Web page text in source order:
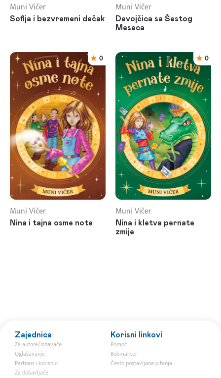
Muni Vičer
Sofija i bezvremeni dečak
Muni Vičer
Devojčica sa Šestog
Meseca
0
Muni Vičer
Nina i tajna osme note
0
Muni Vičer
Nina i kletva pernate
zmije
Zajednica
Za autore/izdavače
Oglašavanje
Partneri i korisnici
Za dobavljače
Korisni linkovi
Pomoć
Bukmarker
Često postavljana pitanja